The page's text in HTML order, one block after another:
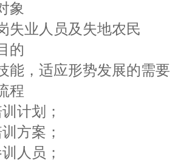
象
失业人员及失地农民
的
能，适应形势发展的需要
程
计划；
方案；
人员；